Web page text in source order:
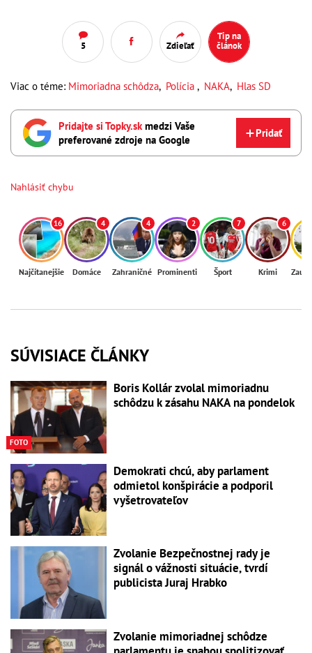
5 Zdieľať
Tip na
článok
Viac o téme: Mimoriadna schôdza, Polícia , NAKA, Hlas SD
Pridajte si Topky.sk medzi Vaše
preferované zdroje na Google
Pridať
Nahlásiť chybu
16
Najčítanejšie
4
Domáce
4
Zahraničné
2
Prominenti
7
Šport
6
Krimi
SÚVISIACE ČLÁNKY
FOTO
Boris Kollár zvolal mimoriadnu
schôdzu k zásahu NAKA na pondelok
Demokrati chcú, aby parlament
odmietol konšpirácie a podporil
vyšetrovateľov
Zvolanie Bezpečnostnej rady je
signál o vážnosti situácie, tvrdí
publicista Juraj Hrabko
Zvolanie mimoriadnej schôdze